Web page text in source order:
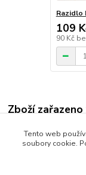
Razidlo
109
90 Kč
Zboží
Andílci
Vánoce
Tento web
soubory cookie.